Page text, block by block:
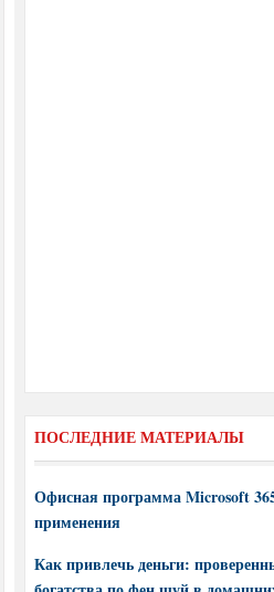
ПОСЛЕДНИЕ МАТЕРИАЛЫ
Офисная программа Microsoft
применения
Как привлечь деньги: